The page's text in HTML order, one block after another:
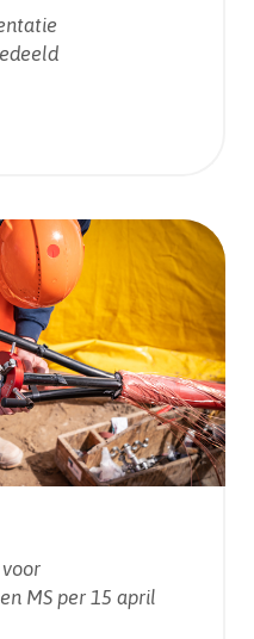
MS per 15 april